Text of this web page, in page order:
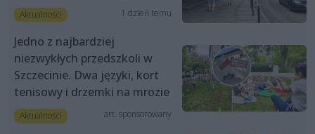
Aktualności 1 dzień temu
Jedno z najbardziej
niezwykłych przedszkoli w
Szczecinie. Dwa języki, kort
tenisowy i drzemki na mrozie
Aktualności art. sponsorowany